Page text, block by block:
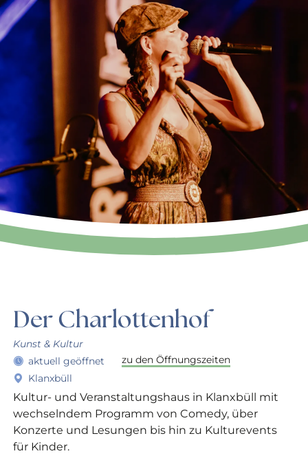
Der Charlottenhof
Kunst & Kultur
aktuell geöffnet
zu den Öffnungszeiten
Klanxbüll
Kultur- und Veranstaltungshaus in Klanxbüll mit
wechselndem Programm von Comedy, über
Konzerte und Lesungen bis hin zu Kulturevents
für Kinder.